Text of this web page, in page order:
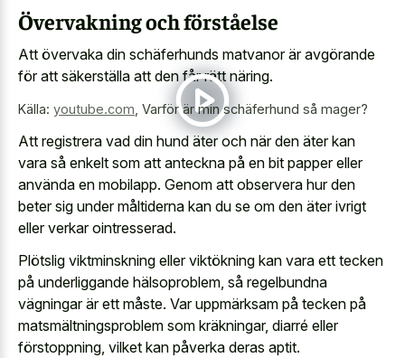
Övervakning och förståelse
Att övervaka din schäferhunds matvanor är avgörande
för att säkerställa att den får rätt näring.
Källa: youtube.com Varför är min schäferhund så mager?
Att registrera vad din hund äter och när den äter kan
vara så enkelt som att anteckna på en bit papper eller
använda en mobilapp. Genom att observera hur den
beter sig under måltiderna kan du se om den äter ivrigt
eller verkar ointresserad.
Plötslig viktminskning eller viktökning kan vara ett tecken
på underliggande hälsoproblem, så regelbundna
vägningar är ett måste. Var uppmärksam på tecken på
matsmältningsproblem som kräkningar, diarré eller
förstoppning, vilket kan påverka deras aptit.